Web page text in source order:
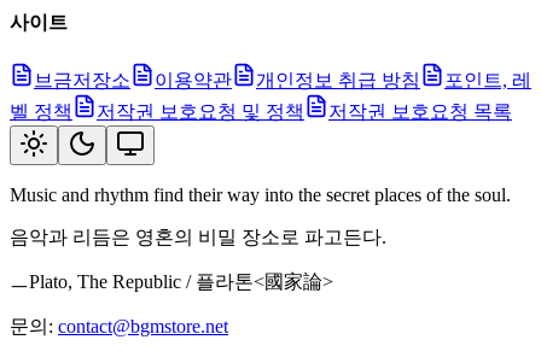
사이트
브금저장소 이용약관 개인정보 취급 방침
포인트, 레
벨 정책
저작권 보호요청 및 정책 저작권 보호요청 목록
Music and rhythm find their way into the secret places of the soul.
음악과 리듬은 영혼의 비밀 장소로 파고든다.
ㅡPlato, The Republic / 플라톤<國家論>
문의: contact@bgmstore.net